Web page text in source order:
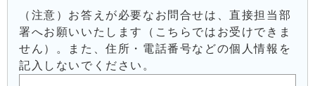
（注意）お答えが必要なお問合せは、直接担当部
署へお願いいたします（こちらではお受けできま
せん）。また、住所・電話番号などの個人情報を
記入しないでください。